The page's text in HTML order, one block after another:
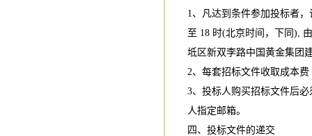
1、凡达到条件参加投标者，
至 18 时(北京时间，下同),
坻区新双李路中国黄金集团
2、每套招标文件收取成本
3、投标人购买招标文件后
人指定邮箱。
四、投标文件的递交